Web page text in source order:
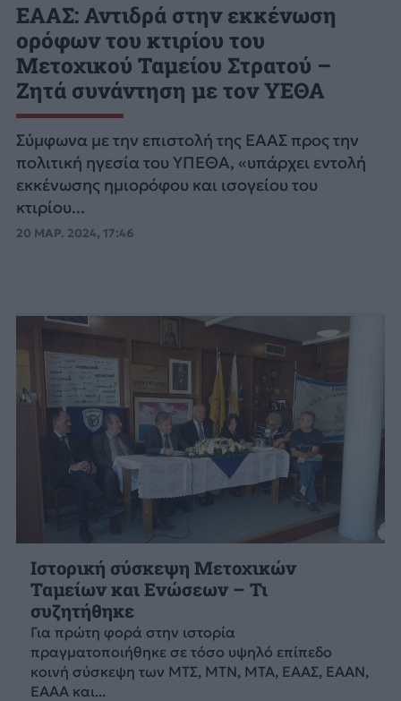
ΕΑΑΣ: Αντιδρά στην εκκένωση
ορόφων του κτιρίου του
Μετοχικού Ταμείου Στρατού –
Ζητά συνάντηση με τον ΥΕΘΑ
Σύμφωνα με την επιστολή της ΕΑΑΣ προς την
πολιτική ηγεσία του ΥΠΕΘΑ, «υπάρχει εντολή
εκκένωσης ημιορόφου και ισογείου του
κτιρίου...
20 ΜΑΡ. 2024, 17:46
Ιστορική σύσκεψη Μετοχικών
Ταμείων και Ενώσεων – Τι
συζητήθηκε
Για πρώτη φορά στην ιστορία
πραγματοποιήθηκε σε τόσο υψηλό επίπεδο
κοινή σύσκεψη των ΜΤΣ, ΜΤΝ, ΜΤΑ, ΕΑΑΣ, ΕΑΑΝ,
ΕΑΑΑ και...